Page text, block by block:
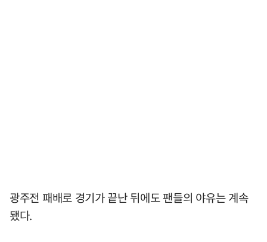
광주전 패배로 경기가 끝난 뒤에도 팬들의 야유는 계속
됐다.